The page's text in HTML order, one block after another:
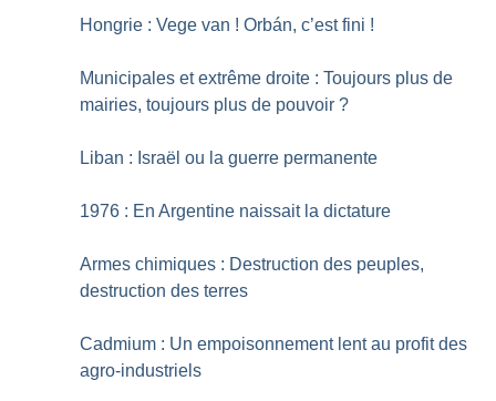
Hongrie : Vege van ! Orbán, c’est fini !
Municipales et extrême droite : Toujours plus de
mairies, toujours plus de pouvoir ?
Liban : Israël ou la guerre permanente
1976 : En Argentine naissait la dictature
Armes chimiques : Destruction des peuples,
destruction des terres
Cadmium : Un empoisonnement lent au profit des
agro-industriels